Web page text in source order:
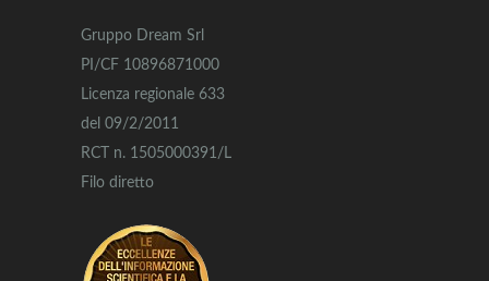
Gruppo Dream Srl
PI/CF 10896871000
Licenza regionale 633
del 09/2/2011
RCT n. 1505000391/L
Filo diretto